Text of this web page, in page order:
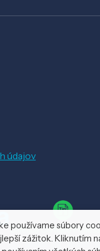
údajov
používame súbory
zážitok. Kliknutím